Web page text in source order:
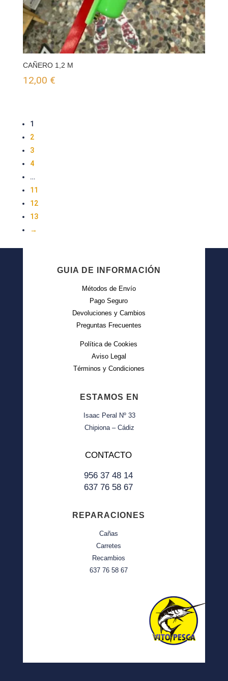
CAÑERO 1,2 M
12,00 €
1
2
3
4
…
11
12
13
→
GUIA DE INFORMACIÓN
Métodos de Envío
Pago Seguro
Devoluciones y Cambios
Preguntas Frecuentes
Política de Cookies
Aviso Legal
Términos y Condiciones
ESTAMOS EN
Isaac Peral Nº 33
Chipiona – Cádiz
CONTACTO
956 37 48 14
637 76 58 67
REPARACIONES
Cañas
Carretes
Recambios
637 76 58 67